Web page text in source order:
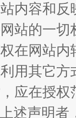
内容和
站的一
在网站
用其它
应在授
述声明